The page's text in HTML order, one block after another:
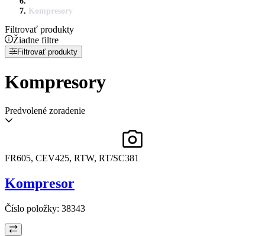
Kompresory
Filtrovať produkty
Žiadne filtre
Filtrovať produkty
Kompresory
Predvolené zoradenie
FR605, CEV425, RTW, RT/SC381
Kompresor
Číslo položky: 38343